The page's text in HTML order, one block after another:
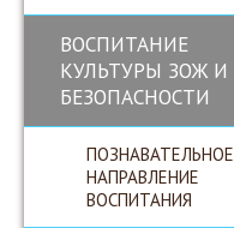
ВОСПИТАНИЕ
КУЛЬТУРЫ ЗОЖ И
БЕЗОПАСНОСТИ
ПОЗНАВАТЕЛЬНОЕ
НАПРАВЛЕНИЕ
ВОСПИТАНИЯ